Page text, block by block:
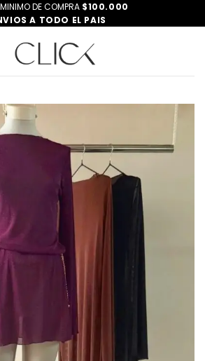
DE COMPRA $100.000
A TODO EL PAIS